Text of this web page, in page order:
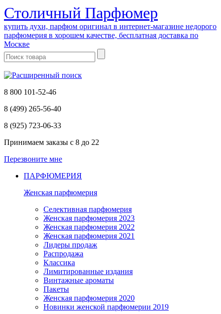
Cтоличный Парфюмер
купить духи, парфюм оригинал в интернет-магазине недорого
парфюмерия в хорошем качестве, бесплатная доставка по
Москве
8 800 101-52-46
8 (499) 265-56-40
8 (925) 723-06-33
Принимаем заказы с 8 до 22
Перезвоните мне
ПАРФЮМЕРИЯ
Женская парфюмерия
Селективная парфюмерия
Женская парфюмерия 2023
Женская парфюмерия 2022
Женская парфюмерия 2021
Лидеры продаж
Распродажа
Классика
Лимитированные издания
Винтажные ароматы
Пакеты
Женская парфюмерия 2020
Новинки женской парфюмерии 2019